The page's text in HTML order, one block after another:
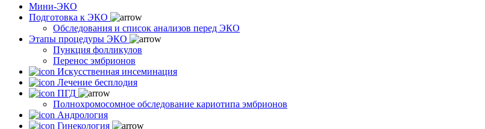
Мини-ЭКО
Подготовка к ЭКО
Обследования и список анализов перед ЭКО
Этапы процедуры ЭКО
Пункция фолликулов
Перенос эмбрионов
Искусственная инсеминация
Лечение бесплодия
ПГД
Полнохромосомное обследование кариотипа эмбрионов
Андрология
Гинекология